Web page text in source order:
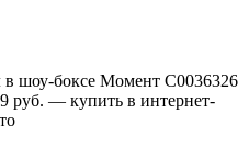
шоу-боксе Момент C0036326
руб. — купить в интернет-